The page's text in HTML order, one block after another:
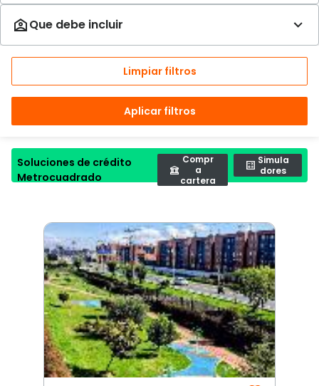
Limpiar filtros
Aplicar filtros
Soluciones de crédito
Metrocuadrado
Compr
a
cartera
Simula
dores